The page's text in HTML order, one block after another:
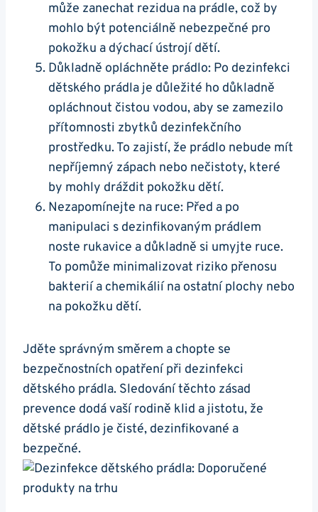
může zanechat rezidua na prádle, což by
mohlo být potenciálně nebezpečné pro
pokožku a dýchací ústrojí dětí.
Důkladně opláchněte prádlo: Po dezinfekci
dětského prádla je důležité ho důkladně
opláchnout čistou vodou, aby se zamezilo
přítomnosti zbytků dezinfekčního
prostředku. To zajistí, že prádlo nebude mít
nepříjemný zápach nebo nečistoty, které
by mohly dráždit pokožku dětí.
Nezapomínejte na ruce: Před a po
manipulaci s dezinfikovaným prádlem
noste rukavice a důkladně si umyjte ruce.
To pomůže minimalizovat riziko přenosu
bakterií a chemikálií na ostatní plochy nebo
na pokožku dětí.
Jděte správným směrem a chopte se
bezpečnostních opatření při dezinfekci
dětského prádla. Sledování těchto zásad
prevence dodá vaší rodině klid a jistotu, že
dětské prádlo je čisté, dezinfikované a
bezpečné.